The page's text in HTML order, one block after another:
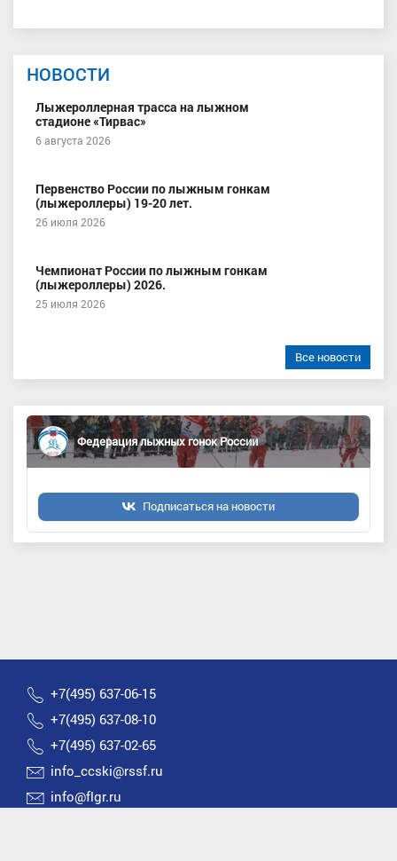
НОВОСТИ
Лыжероллерная трасса на лыжном
стадионе «Тирвас»
6 августа 2026
Первенство России по лыжным гонкам
(лыжероллеры) 19-20 лет.
26 июля 2026
Чемпионат России по лыжным гонкам
(лыжероллеры) 2026.
25 июля 2026
Все новости
Федерация лыжных гонок России
Подписаться на новости
+7(495) 637-06-15
+7(495) 637-08-10
+7(495) 637-02-65
info_ccski@rssf.ru
info@flgr.ru